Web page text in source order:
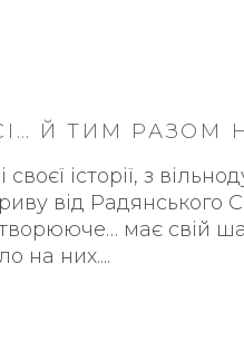
Й ТИМ РАЗОМ
своєї історії, з
від Радянського
має свій
на них.